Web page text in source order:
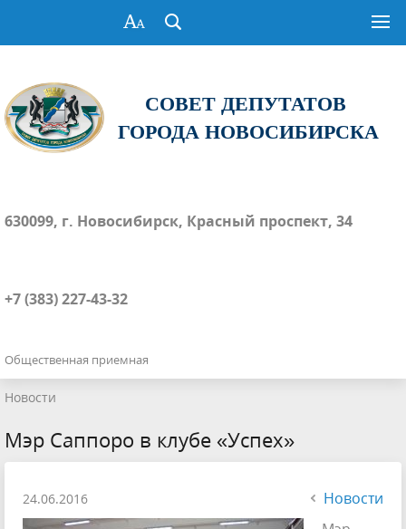
СОВЕТ ДЕПУТАТОВ
ГОРОДА НОВОСИБИРСКА
630099, г. Новосибирск, Красный проспект, 34
+7 (383) 227-43-32
Общественная приемная
Новости
Мэр Саппоро в клубе «Успех»
24.06.2016
Новости